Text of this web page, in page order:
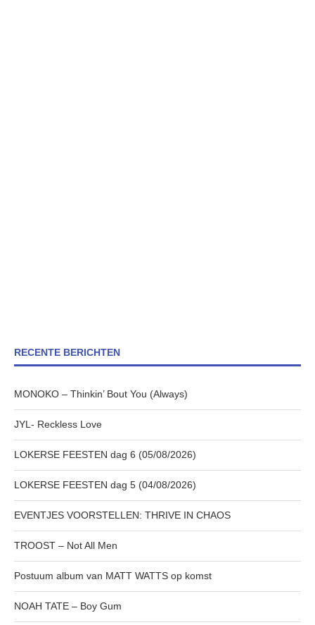
RECENTE BERICHTEN
MONOKO – Thinkin’ Bout You (Always)
JYL- Reckless Love
LOKERSE FEESTEN dag 6 (05/08/2026)
LOKERSE FEESTEN dag 5 (04/08/2026)
EVENTJES VOORSTELLEN: THRIVE IN CHAOS
TROOST – Not All Men
Postuum album van MATT WATTS op komst
NOAH TATE – Boy Gum